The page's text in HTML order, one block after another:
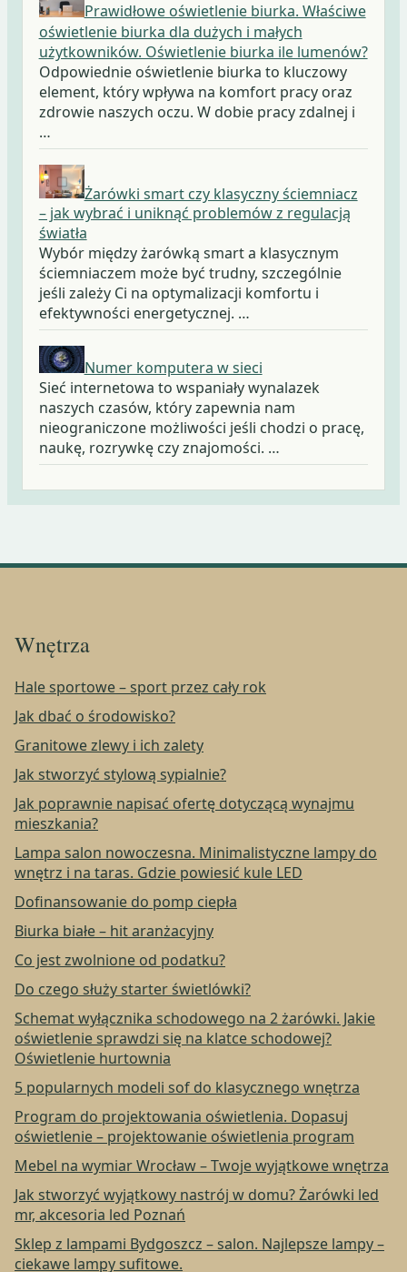
Prawidłowe oświetlenie biurka. Właściwe
oświetlenie biurka dla dużych i małych
użytkowników. Oświetlenie biurka ile lumenów?
Odpowiednie oświetlenie biurka to kluczowy
element, który wpływa na komfort pracy oraz
zdrowie naszych oczu. W dobie pracy zdalnej i
…
Żarówki smart czy klasyczny ściemniacz
– jak wybrać i uniknąć problemów z regulacją
światła
Wybór między żarówką smart a klasycznym
ściemniaczem może być trudny, szczególnie
jeśli zależy Ci na optymalizacji komfortu i
efektywności energetycznej. …
Numer komputera w sieci
Sieć internetowa to wspaniały wynalazek
naszych czasów, który zapewnia nam
nieograniczone możliwości jeśli chodzi o pracę,
naukę, rozrywkę czy znajomości. …
Wnętrza
Hale sportowe – sport przez cały rok
Jak dbać o środowisko?
Granitowe zlewy i ich zalety
Jak stworzyć stylową sypialnie?
Jak poprawnie napisać ofertę dotyczącą wynajmu
mieszkania?
Lampa salon nowoczesna. Minimalistyczne lampy do
wnętrz i na taras. Gdzie powiesić kule LED
Dofinansowanie do pomp ciepła
Biurka białe – hit aranżacyjny
Co jest zwolnione od podatku?
Do czego służy starter świetlówki?
Schemat wyłącznika schodowego na 2 żarówki. Jakie
oświetlenie sprawdzi się na klatce schodowej?
Oświetlenie hurtownia
5 popularnych modeli sof do klasycznego wnętrza
Program do projektowania oświetlenia. Dopasuj
oświetlenie – projektowanie oświetlenia program
Mebel na wymiar Wrocław – Twoje wyjątkowe wnętrza
Jak stworzyć wyjątkowy nastrój w domu? Żarówki led
mr, akcesoria led Poznań
Sklep z lampami Bydgoszcz – salon. Najlepsze lampy –
ciekawe lampy sufitowe.